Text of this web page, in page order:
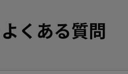
くある質問